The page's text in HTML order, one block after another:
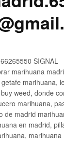
SIGNAL
marihuana
marihuana,
weed, donde
marihuana,
de madrid
en madrid,
marihuana